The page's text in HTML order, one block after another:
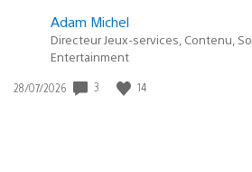
Adam Michel
Directeur Jeux-services, Contenu,
Entertainment
Date
28/07/2026 3 14